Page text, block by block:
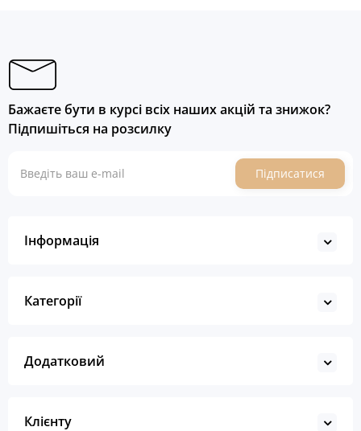
Бажаєте бути в курсі всіх наших акцій та знижок?
Підпишіться на розсилку
Підписатися
Інформація
Категорії
Додатковий
Клієнту